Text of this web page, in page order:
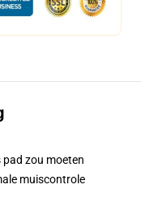
pad zou moeten
muiscontrole